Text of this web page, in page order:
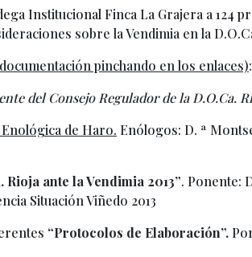
Institucional Finca La Grajera a 124
sobre la Vendimia en la
pinchando en los enlaces):
del Consejo Regulador de la D.O.Ca.
de Haro. Enólogos: D. ª
Rioja ante la Vendimia 2013”. Ponente:
Situación Viñedo 2013
“Protocolos de Elaboración”.